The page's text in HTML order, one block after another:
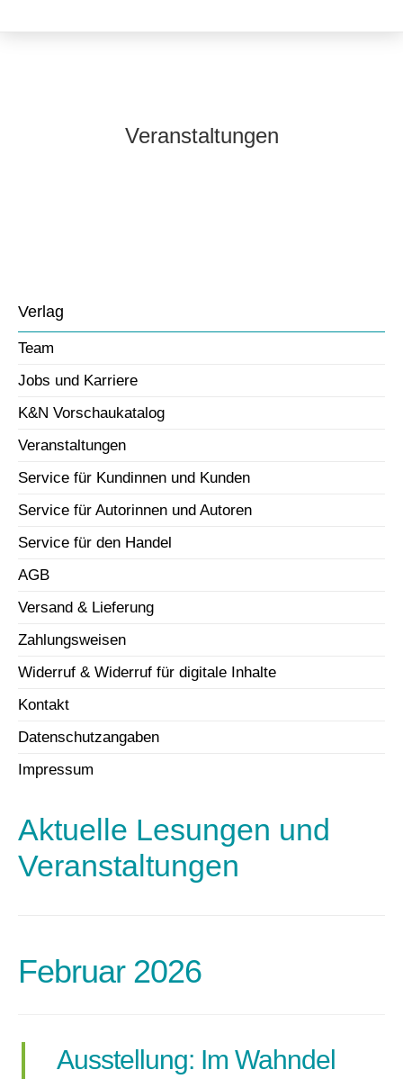
Veranstaltungen
Verlag
Team
Jobs und Karriere
K&N Vorschaukatalog
Veranstaltungen
Service für Kundinnen und Kunden
Service für Autorinnen und Autoren
Service für den Handel
AGB
Versand & Lieferung
Zahlungsweisen
Widerruf & Widerruf für digitale Inhalte
Kontakt
Datenschutzangaben
Impressum
Aktuelle Lesungen und
Veranstaltungen
Februar 2026
Ausstellung: Im Wahndel